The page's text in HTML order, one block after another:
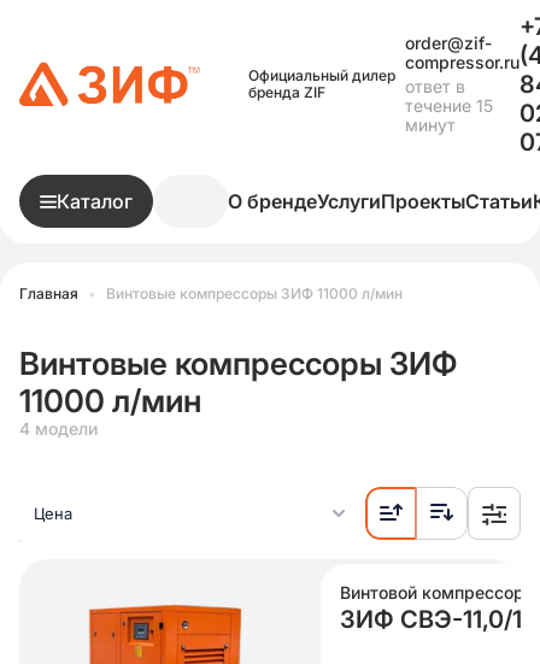
Официальный дилер
бренда ZIF
order@zif-
compressor.ru
ответ в
течение 15
минут
Каталог О брендеУслугиПроектыСтатьи
Главная • Винтовые компрессоры ЗИФ 11000 л/мин
Винтовые компрессоры ЗИФ
11000 л/мин
4 модели
Цена
Винтовой компрессор
ЗИФ СВЭ-11,0/